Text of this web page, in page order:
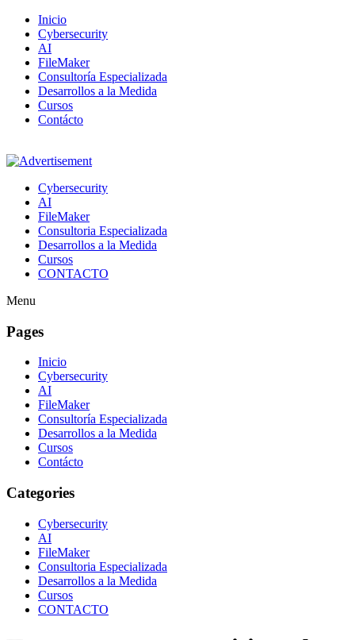
Inicio
Cybersecurity
AI
FileMaker
Consultoría Especializada
Desarrollos a la Medida
Cursos
Contácto
Cybersecurity
AI
FileMaker
Consultoria Especializada
Desarrollos a la Medida
Cursos
CONTACTO
Menu
Pages
Inicio
Cybersecurity
AI
FileMaker
Consultoría Especializada
Desarrollos a la Medida
Cursos
Contácto
Categories
Cybersecurity
AI
FileMaker
Consultoria Especializada
Desarrollos a la Medida
Cursos
CONTACTO